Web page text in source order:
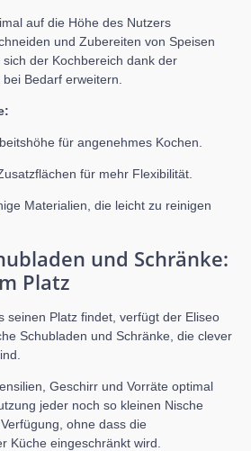
auf die Höhe des Nutzers
und Zubereiten von Speisen
der Kochbereich dank der
Bedarf erweitern.
für angenehmes Kochen.
für mehr Flexibilität.
Materialien, die leicht zu reinigen
und Schränke:
Platz
seinen Platz findet, verfügt der Eliseo
Schubladen und Schränke, die clever
Geschirr und Vorräte optimal
jeder noch so kleinen Nische
ohne dass die
Küche eingeschränkt wird.